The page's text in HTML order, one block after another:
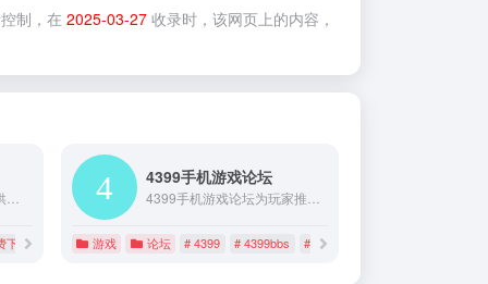
制，在 2025-03-27 收录时，该网页上的内容，
下载 # 安卓游戏 # 安卓游戏助手
4399手机游戏论坛
游戏 论坛 # 4399 # 4399bbs # 4399手机游戏论坛